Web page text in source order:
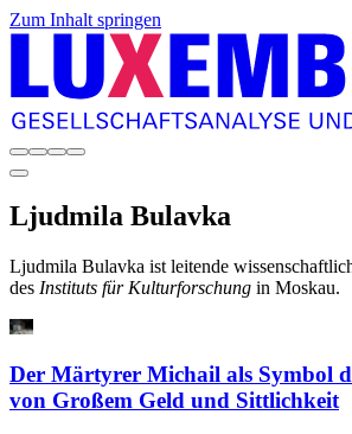
Zum Inhalt springen
Ljudmila Bulavka
Ljudmila Bulavka ist leitende
des Instituts für Kulturforschung in Moskau.
Der Märtyrer Michail als Symbol
von Großem Geld und Sittlichkeit